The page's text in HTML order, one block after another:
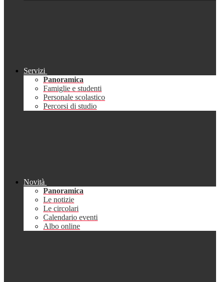
Servizi
Panoramica
Famiglie e studenti
Personale scolastico
Percorsi di studio
Novità
Panoramica
Le notizie
Le circolari
Calendario eventi
Albo online